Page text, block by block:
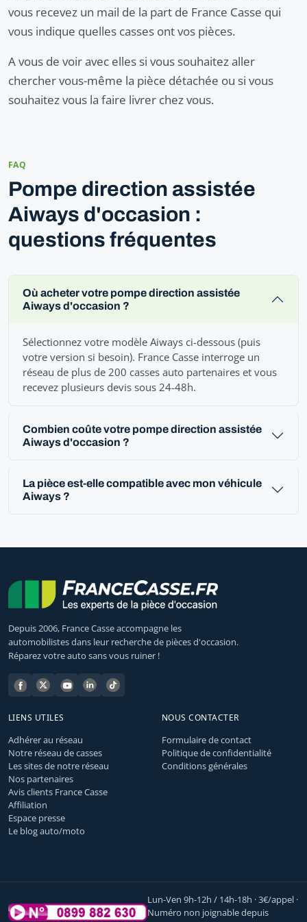
vous recevez un mail de la part de France Casse qui
vous indique quelles casses ont vos pièces.
A vous de voir avec elles si vous souhaitez aller
chercher vous-même la pièce détachée ou si vous
souhaitez vous la faire livrer chez vous.
FAQ
Pompe direction assistée
Aiways d'occasion :
questions fréquentes
Où acheter votre pompe direction assistée
Aiways d'occasion ?
Sélectionnez votre modèle Aiways ci-dessous (puis
votre version si besoin). France Casse interroge un
réseau de plus de 200 casses auto partenaires et vous
recevez plusieurs devis sous 24-48h.
Combien coûte votre pompe direction assistée
Aiways d'occasion ?
La pièce est-elle compatible avec mon véhicule
Aiways ?
Depuis 2006, France Casse accompagne les
automobilistes dans leur recherche de pièces d'occasion.
Réparez votre auto sans vous ruiner !
LIENS UTILES
Adhérer au réseau
Notre réseau de casses
Les sites de notre réseau
Nos partenaires
Avis clients France Casse
Affiliation
Espace presse
Le blog auto/moto
NOUS CONTACTER
Formulaire de contact
Politique de confidentialité
Conditions générales
Lun-Ven 9h-12h / 14h-18h · 3€/appel ·
Numéro non joignable depuis